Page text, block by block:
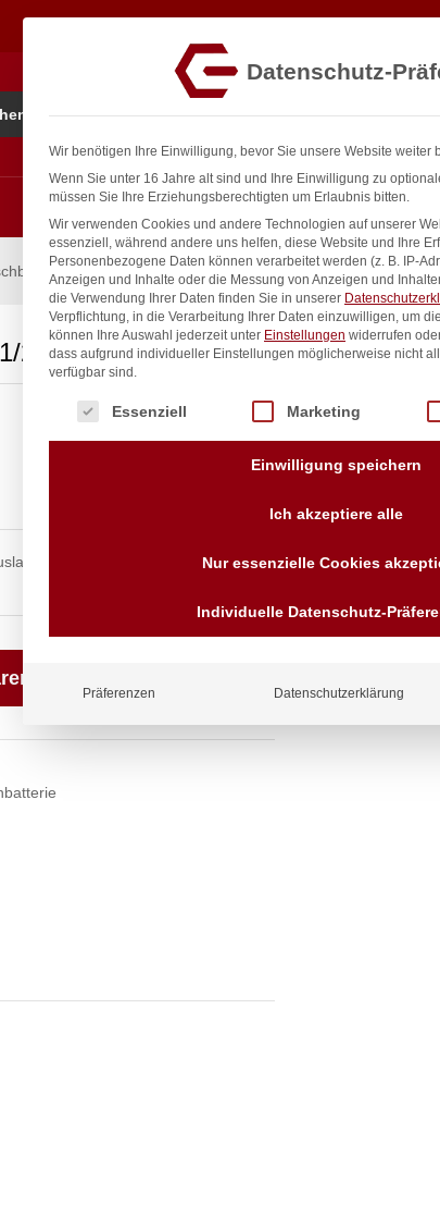
1/2″
und 4-Flügel-Metallgriffen,
Wir
für
145,33€ exkl. MwSt. In
Datenschutz-
Wir benötigen Ihre Einwilligung, bevor Sie unsere Website weiter
Wenn Sie unter 16 Jahre alt sind und Ihre Einwilligung zu
müssen Sie Ihre Erziehungsberechtigten um Erlaubnis bitten.
Wir verwenden Cookies und andere Technologien auf unserer
essenziell, während andere uns helfen, diese Website und Ihre
Personenbezogene Daten können verarbeitet werden (z. B. IP-
Anzeigen und Inhalte oder die Messung von Anzeigen und
die Verwendung Ihrer Daten finden Sie in unserer
Verpflichtung, in die Verarbeitung Ihrer Daten einzuwilligen, um
können Ihre Auswahl jederzeit unter Einstellungen widerrufen
dass aufgrund individueller Einstellungen möglicherweise nicht
verfügbar sind.
Es folgt eine Liste der Service-Gruppen, für die eine
Essenziell Marketing
Einwilligung speichern
Ich akzeptiere alle
Nur essenzielle Cookies
Individuelle Datenschutz-
Präferenzen Datenschutzerklärung